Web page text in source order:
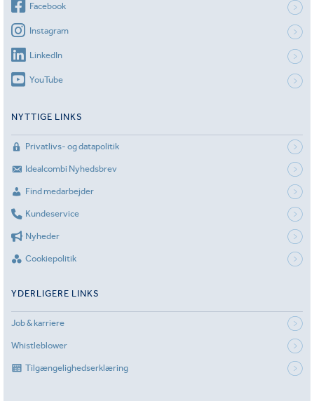
Facebook
Instagram
LinkedIn
YouTube
NYTTIGE LINKS
Privatlivs- og datapolitik
Idealcombi Nyhedsbrev
Find medarbejder
Kundeservice
Nyheder
Cookiepolitik
YDERLIGERE LINKS
Job & karriere
Whistleblower
Tilgængelighedserklæring